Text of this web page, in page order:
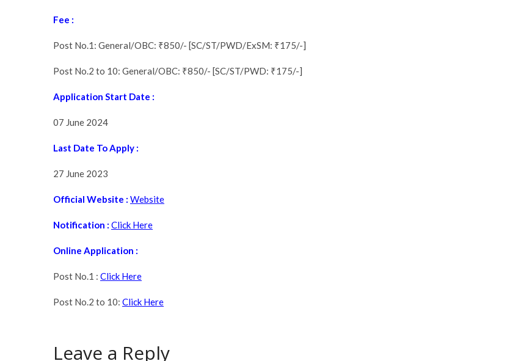
Fee :
Post No.1: General/OBC: ₹850/- [SC/ST/PWD/ExSM: ₹175/-]
Post No.2 to 10: General/OBC: ₹850/- [SC/ST/PWD: ₹175/-]
Application Start Date :
07 June 2024
Last Date To Apply :
27 June 2023
Official Website : Website
Notification : Click Here
Online Application :
Post No.1 : Click Here
Post No.2 to 10: Click Here
Leave a Reply